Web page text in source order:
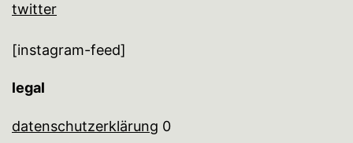
twitter
[instagram-feed]
legal
datenschutzerklärung 0